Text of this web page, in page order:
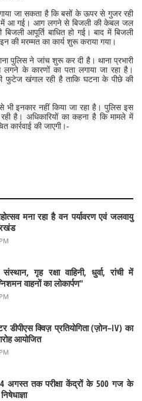
जा सकता है कि बसों के ऊपर से गुजर रही
में आ गई। आग लगने से बिजली की केबल जल
आपूर्ति बाधित हो गई। बाद में बिजली
की मरम्मत का कार्य शुरू कराया गया।
पुलिस ने जांच शुरू कर दी है। थाना प्रभारी
के कारणों का पता लगाया जा रहा है।
फुटेज खंगाल रही है ताकि घटना के पीछे की
इनकार नहीं किया जा रहा है। पुलिस इस
है। अधिकारियों का कहना है कि मामले में
कार्रवाई की जाएगी।-
मना रहा है वन पर्यावरण एवं जलवायु
गृह रक्षा वाहिनी, धुर्वा, रांची में
वाहनों का लोकार्पण"
डीपीएस क्विज़ प्रतियोगिता (ज़ोन–IV) का
आयोजित
अगस्त तक परीक्षा केंद्रों के 500 गज के